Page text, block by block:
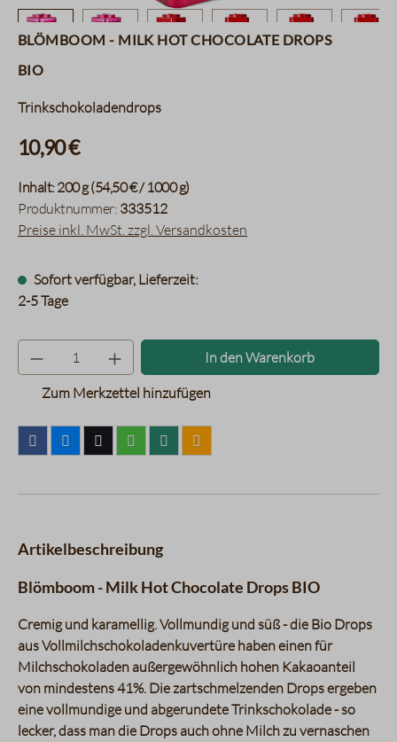
Blömboom - Milk Hot Chocolate Drops
BIO
Trinkschokoladendrops
10,90 €
Inhalt:200 g(54,50 € / 1000 g)
Produktnummer: 333512
Preise inkl. MwSt. zzgl. Versandkosten
Sofort verfügbar, Lieferzeit:
2-5 Tage
Produkt Anzahl: Gib den
In den Warenkorb
Zum Merkzettel hinzufügen
Artikelbeschreibung
Blömboom - Milk Hot Chocolate Drops BIO
Cremig und karamellig. Vollmundig und süß - die Bio Drops
aus Vollmilchschokoladenkuvertüre haben einen für
Milchschokoladen außergewöhnlich hohen Kakaoanteil
von mindestens 41%. Die zartschmelzenden Drops ergeben
eine vollmundige und abgerundete Trinkschokolade - so
lecker, dass man die Drops auch ohne Milch zu vernaschen